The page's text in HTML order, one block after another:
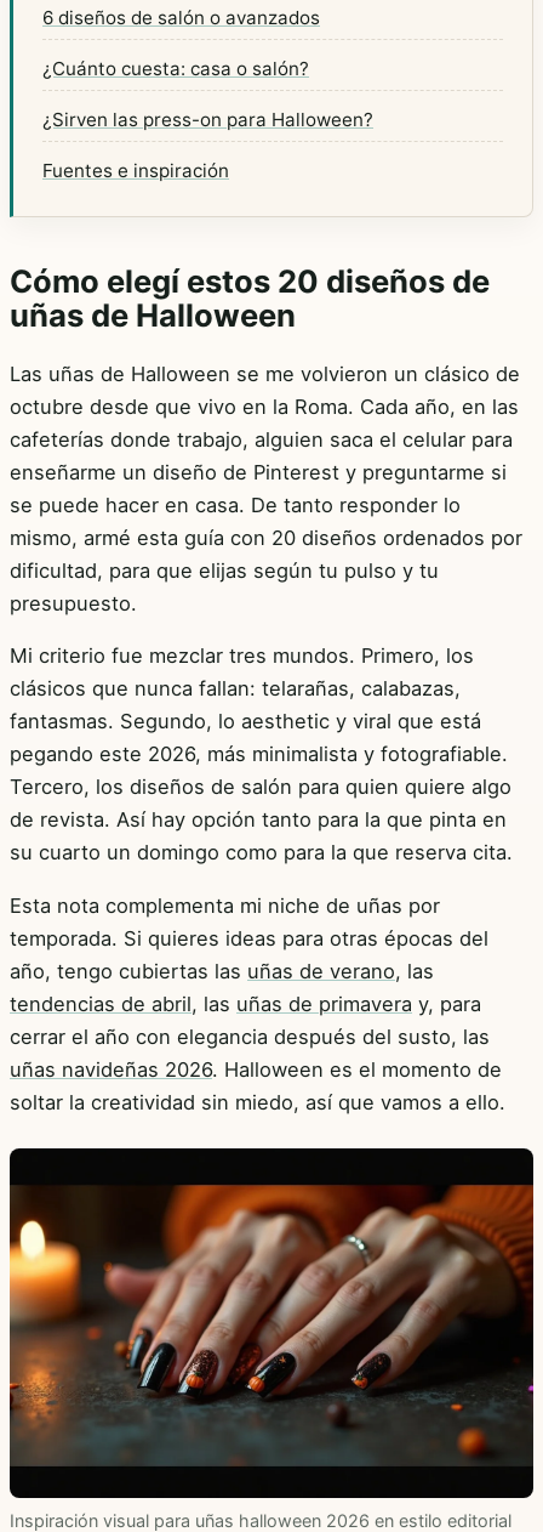
6 diseños de salón o avanzados
¿Cuánto cuesta: casa o salón?
¿Sirven las press-on para Halloween?
Fuentes e inspiración
Cómo elegí estos 20 diseños de
uñas de Halloween
Las uñas de Halloween se me volvieron un clásico de
octubre desde que vivo en la Roma. Cada año, en las
cafeterías donde trabajo, alguien saca el celular para
enseñarme un diseño de Pinterest y preguntarme si
se puede hacer en casa. De tanto responder lo
mismo, armé esta guía con 20 diseños ordenados por
dificultad, para que elijas según tu pulso y tu
presupuesto.
Mi criterio fue mezclar tres mundos. Primero, los
clásicos que nunca fallan: telarañas, calabazas,
fantasmas. Segundo, lo aesthetic y viral que está
pegando este 2026, más minimalista y fotografiable.
Tercero, los diseños de salón para quien quiere algo
de revista. Así hay opción tanto para la que pinta en
su cuarto un domingo como para la que reserva cita.
Esta nota complementa mi niche de uñas por
temporada. Si quieres ideas para otras épocas del
año, tengo cubiertas las uñas de verano, las
tendencias de abril, las uñas de primavera y, para
cerrar el año con elegancia después del susto, las
uñas navideñas 2026. Halloween es el momento de
soltar la creatividad sin miedo, así que vamos a ello.
Inspiración visual para uñas halloween 2026 en estilo editorial